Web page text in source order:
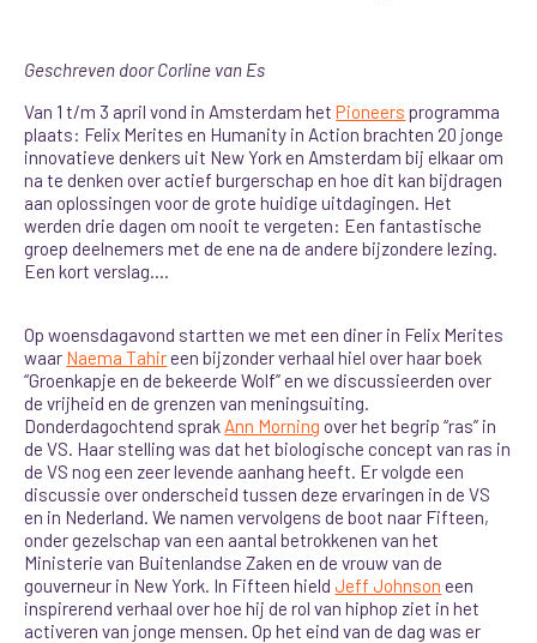
Geschreven door Corline van Es
Van 1 t/m 3 april vond in Amsterdam hetPioneers programma
plaats: Felix Merites en Humanity in Action brachten 20 jonge
innovatieve denkers uit New York en Amsterdam bij elkaar om
na te denken over actief burgerschap en hoe dit kan bijdragen
aan oplossingen voor de grote huidige uitdagingen. Het
werden drie dagen om nooit te vergeten: Een fantastische
groep deelnemers met de ene na de andere bijzondere lezing.
Een kort verslag….
Op woensdagavond startten we met een diner in Felix Merites
waar Naema Tahireen bijzonder verhaal hiel over haar boek
“Groenkapje en de bekeerde Wolf” en we discussieerden over
de vrijheid en de grenzen van meningsuiting.
Donderdagochtend sprak Ann Morning over het begrip “ras” in
de VS. Haar stelling was dat het biologische concept van ras in
de VS nog een zeer levende aanhang heeft. Er volgde een
discussie over onderscheid tussen deze ervaringen in de VS
en in Nederland. We namen vervolgens de boot naar Fifteen,
onder gezelschap van een aantal betrokkenen van het
Ministerie van Buitenlandse Zaken en de vrouw van de
gouverneur in New York. In Fifteen hieldJeff Johnson een
inspirerend verhaal over hoe hij de rol van hiphop ziet in het
activeren van jonge mensen. Op het eind van de dag was er